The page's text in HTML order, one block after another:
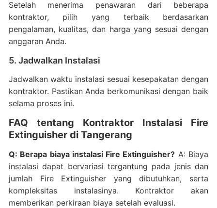
Setelah menerima penawaran dari beberapa
kontraktor, pilih yang terbaik berdasarkan
pengalaman, kualitas, dan harga yang sesuai dengan
anggaran Anda.
5. Jadwalkan Instalasi
Jadwalkan waktu instalasi sesuai kesepakatan dengan
kontraktor. Pastikan Anda berkomunikasi dengan baik
selama proses ini.
FAQ tentang Kontraktor Instalasi Fire
Extinguisher di Tangerang
Q: Berapa biaya instalasi Fire Extinguisher? A: Biaya
instalasi dapat bervariasi tergantung pada jenis dan
jumlah Fire Extinguisher yang dibutuhkan, serta
kompleksitas instalasinya. Kontraktor akan
memberikan perkiraan biaya setelah evaluasi.